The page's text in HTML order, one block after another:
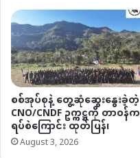
စစ်အုပ်စုနဲ့ တွေ့ဆုံဆွေးနွေးခဲ့တဲ့
CNO/CNDF ဥက္ကဋ္ဌကို တာဝန်က
ရပ်စဲကြောင်း ထုတ်ပြန်၊
August 3, 2026